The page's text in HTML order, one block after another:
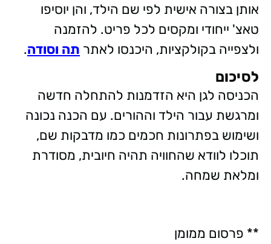
אותן בצורה אישית לפי שם הילד, והן יוסיפו
טאצ' ייחודי ומקסים לכל פריט. להזמנה
ולצפייה בקולקציות, היכנסו לאתר תה וסודה.
לסיכום
הכניסה לגן היא הזדמנות להתחלה חדשה
ומרגשת עבור הילד וההורים. עם הכנה נכונה
ושימוש בפתרונות חכמים כמו מדבקות שם,
תוכלו לוודא שהחוויה תהיה חיובית, מסודרת
ומלאת שמחה.
** פרסום ממומן